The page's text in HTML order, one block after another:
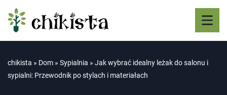
chikista » Dom » Sypialnia » Jak wybrać idealny leżak do salonu i
sypialni: Przewodnik po stylach i materiałach